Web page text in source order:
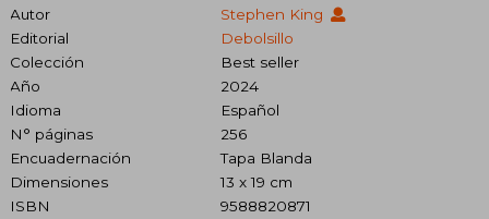
Autor
Stephen King
Editorial
Debolsillo
Colección
Best seller
Año
2024
Idioma
Español
N° páginas
256
Encuadernación
Tapa Blanda
Dimensiones
13 x 19 cm
ISBN
9588820871